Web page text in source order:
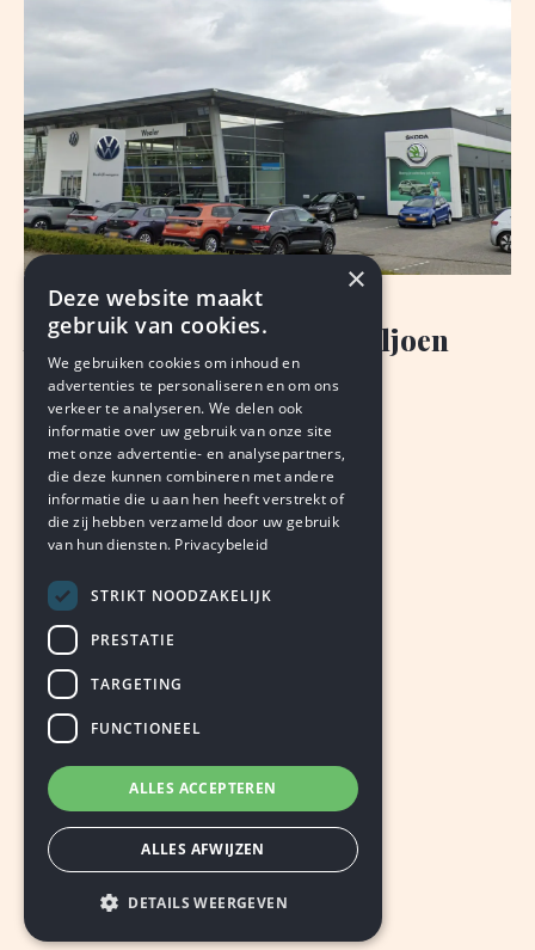
NIEUWS
Autobedrijf Wealer: 207 miljoen
omzet en meer winst
PETER EBERSON
augustus 7, 2026 LEDEN
×
Deze website maakt
gebruik van cookies.
We gebruiken cookies om inhoud en
advertenties te personaliseren en om ons
verkeer te analyseren. We delen ook
informatie over uw gebruik van onze site
met onze advertentie- en analysepartners,
die deze kunnen combineren met andere
informatie die u aan hen heeft verstrekt of
die zij hebben verzameld door uw gebruik
van hun diensten. Privacybeleid
STRIKT NOODZAKELIJK
PRESTATIE
TARGETING
FUNCTIONEEL
ALLES ACCEPTEREN
ALLES AFWIJZEN
DETAILS WEERGEVEN